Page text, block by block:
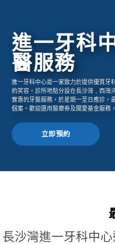
進一牙科
醫服務
進一牙科中心是一家致力於提供優質牙
的笑容。診所地點分設在長沙灣﹑西灣
實惠的牙醫服務，於星期一至日應診，
個案。歡迎選用醫療券及關愛基金服務
立即預約
長沙灣進一牙科中